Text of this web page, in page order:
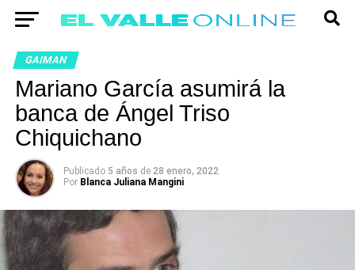
GAIMAN
Mariano García asumirá la
banca de Ángel Triso
Chiquichano
Publicado 5 años de 28 enero, 2022
Por Blanca Juliana Mangini